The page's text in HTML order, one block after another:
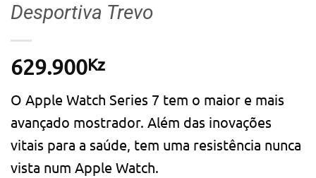
Desportiva Trevo
629.900Kz
O Apple Watch Series 7 tem o maior e mais
avançado mostrador. Além das inovações
vitais para a saúde, tem uma resistência nunca
vista num Apple Watch.